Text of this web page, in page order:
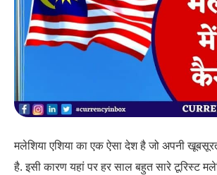
मलेशिया एशिया का एक ऐसा देश है जो अपनी
है. इसी कारण यहां पर हर साल बहुत सारे टूरिस्ट